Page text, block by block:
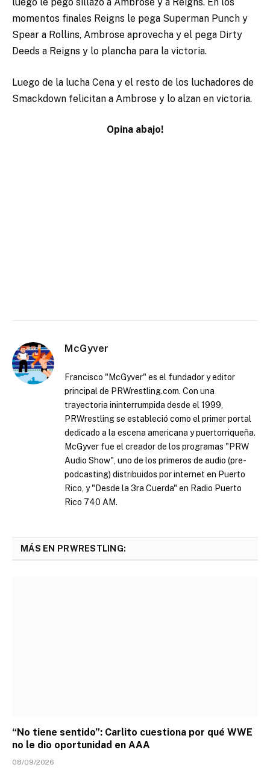
momentos finales Reigns le pega Superman Punch y
Spear a Rollins, Ambrose aprovecha y el pega Dirty
Deeds a Reigns y lo plancha para la victoria.
Luego de la lucha Cena y el resto de los luchadores de
Smackdown felicitan a Ambrose y lo alzan en victoria.
Opina abajo!
McGyver
Francisco "McGyver" es el fundador y editor
principal de PRWrestling.com. Con una
trayectoria ininterrumpida desde el 1999,
PRWrestling se estableció como el primer portal
dedicado a la escena americana y puertorriqueña.
McGyver fue el creador de los programas "PRW
Audio Show", uno de los primeros de audio (pre-
podcasting) distribuidos por internet en Puerto
Rico, y "Desde la 3ra Cuerda" en Radio Puerto
Rico 740 AM.
MÁS EN PRWRESTLING:
“No tiene sentido”: Carlito cuestiona por qué WWE
no le dio oportunidad en AAA
08/09/2026